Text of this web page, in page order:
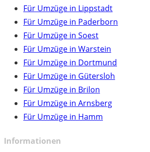
Für Umzüge in Lippstadt
Für Umzüge in Paderborn
Für Umzüge in Soest
Für Umzüge in Warstein
Für Umzüge in Dortmund
Für Umzüge in Gütersloh
Für Umzüge in Brilon
Für Umzüge in Arnsberg
Für Umzüge in Hamm
Informationen